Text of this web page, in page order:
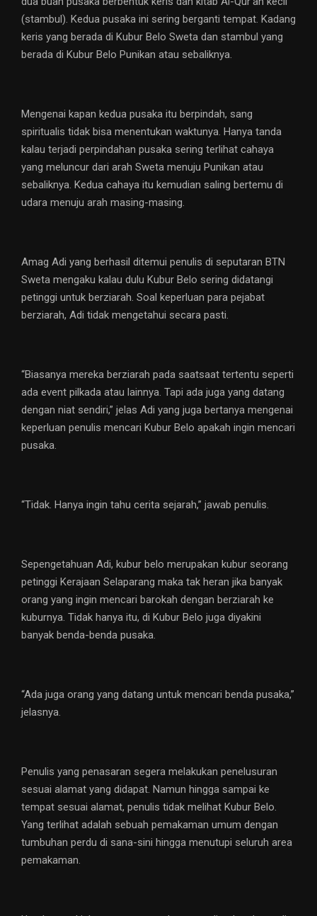
(stambul). Kedua pusaka ini sering berganti tempat. Kadang
keris yang berada di Kubur Belo Sweta dan stambul yang
berada di Kubur Belo Punikan atau sebaliknya.
Mengenai kapan kedua pusaka itu berpindah, sang
spiritualis tidak bisa menentukan waktunya. Hanya tanda
kalau terjadi perpindahan pusaka sering terlihat cahaya
yang meluncur dari arah Sweta menuju Punikan atau
sebaliknya. Kedua cahaya itu kemudian saling bertemu di
udara menuju arah masing-masing.
Amag Adi yang berhasil ditemui penulis di seputaran BTN
Sweta mengaku kalau dulu Kubur Belo sering didatangi
petinggi untuk berziarah. Soal keperluan para pejabat
berziarah, Adi tidak mengetahui secara pasti.
“Biasanya mereka berziarah pada saatsaat tertentu seperti
ada event pilkada atau lainnya. Tapi ada juga yang datang
dengan niat sendiri,” jelas Adi yang juga bertanya mengenai
keperluan penulis mencari Kubur Belo apakah ingin mencari
pusaka.
“Tidak. Hanya ingin tahu cerita sejarah,” jawab penulis.
Sepengetahuan Adi, kubur belo merupakan kubur seorang
petinggi Kerajaan Selaparang maka tak heran jika banyak
orang yang ingin mencari barokah dengan berziarah ke
kuburnya. Tidak hanya itu, di Kubur Belo juga diyakini
banyak benda-benda pusaka.
“Ada juga orang yang datang untuk mencari benda pusaka,”
jelasnya.
Penulis yang penasaran segera melakukan penelusuran
sesuai alamat yang didapat. Namun hingga sampai ke
tempat sesuai alamat, penulis tidak melihat Kubur Belo.
Yang terlihat adalah sebuah pemakaman umum dengan
tumbuhan perdu di sana-sini hingga menutupi seluruh area
pemakaman.